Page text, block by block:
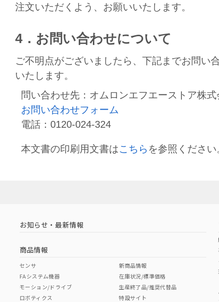
注文いただくよう、お願いいたします。
4．お問い合わせについて
ご不明点がございましたら、下記までお問い
いたします。
問い合わせ先：オムロンエフエーストア株式
お問い合わせフォーム
電話：0120-024-324
本文書の印刷用文書はこちら を参照ください
お知らせ・最新情報
商品情報
センサ
FAシステム機器
モーション/ドライブ
ロボティクス
新商品情報
在庫状況/標準価格
生産終了品/推奨代替品
特設サイト